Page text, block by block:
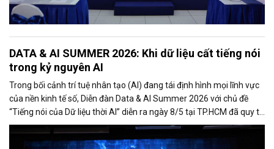
DATA & AI SUMMER 2026: Khi dữ liệu cất tiếng nói
trong kỷ nguyên AI
Trong bối cảnh trí tuệ nhân tạo (AI) đang tái định hình mọi lĩnh vực
của nền kinh tế số, Diễn đàn Data & AI Summer 2026 với chủ đề
“Tiếng nói của Dữ liệu thời AI” diễn ra ngày 8/5 tại TP.HCM đã quy tụ
hơn 500 đại biểu là lãnh đạo cơ quan quản lý, chuyên gia công nghệ,
doanh nghiệp, startup và cộng đồng đổi mới sáng tạo.